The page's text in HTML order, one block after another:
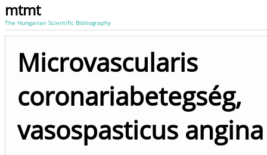
mtmt
The Hungarian Scientific Bibliography
Microvascularis
coronariabetegség,
vasospasticus angina